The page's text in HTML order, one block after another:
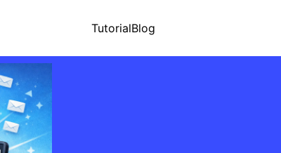
TutorialBlog